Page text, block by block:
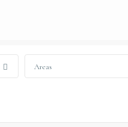
Areas